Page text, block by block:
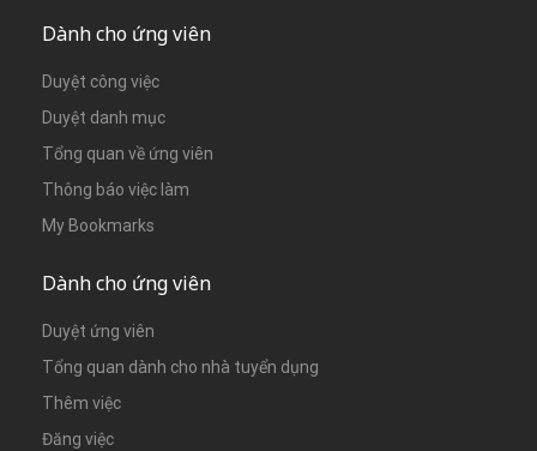
Dành cho ứng viên
Duyệt công việc
Duyệt danh mục
Tổng quan về ứng viên
Thông báo việc làm
My Bookmarks
Dành cho ứng viên
Duyệt ứng viên
Tổng quan dành cho nhà tuyển dụng
Thêm việc
Đăng việc